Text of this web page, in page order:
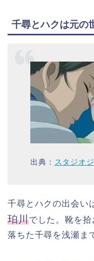
千尋とハクは元の
出典： スタジオ
千尋とハクの出会い
珀川でした。靴を
落ちた千尋を浅瀬ま